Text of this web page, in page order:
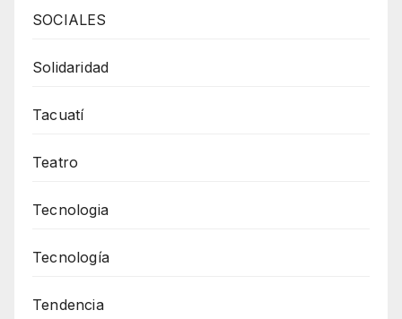
SOCIALES
Solidaridad
Tacuatí
Teatro
Tecnologia
Tecnología
Tendencia